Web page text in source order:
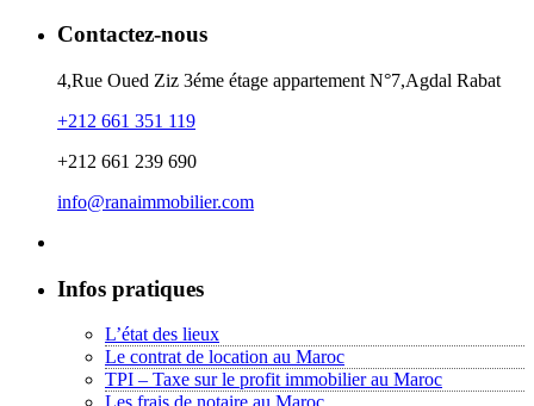
Contactez-nous
4,Rue Oued Ziz 3éme étage appartement N°7,Agdal Rabat
+212 661 351 119
+212 661 239 690
info@ranaimmobilier.com
Infos pratiques
L’état des lieux
Le contrat de location au Maroc
TPI – Taxe sur le profit immobilier au Maroc